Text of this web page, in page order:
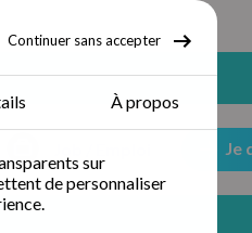
Je
Continuer sans accepter
À propos
sur
de personnaliser